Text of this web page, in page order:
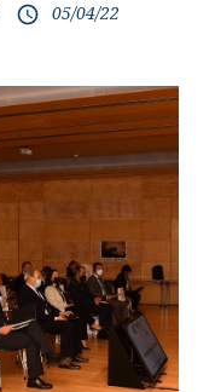
access_time 05/04/22